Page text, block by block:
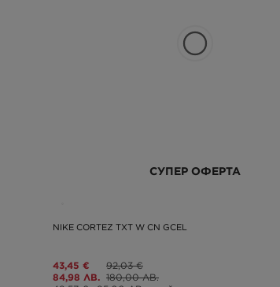
СУПЕР ОФЕРТА
NIKE CORTEZ TXT W CN GCEL
43,45 €
84,98 ЛВ.
92,03 €
180,00 ЛВ.